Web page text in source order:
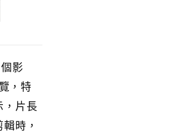
影
，特
，片長
時，